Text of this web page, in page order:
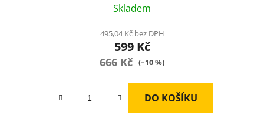
Skladem
495,04 Kč bez DPH
599 Kč
666 Kč (–10 %)
DO KOŠÍKU